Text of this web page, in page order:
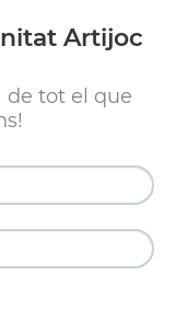
Artijoc
de tot el que